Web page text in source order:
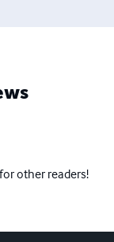
other readers!